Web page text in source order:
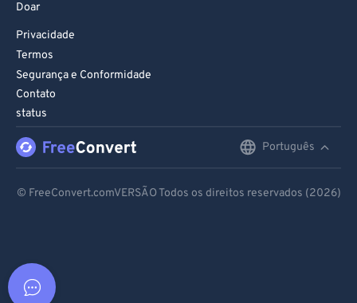
Doar
Privacidade
Termos
Segurança e Conformidade
Contato
status
Português
© FreeConvert.comVERSÃO Todos os direitos reservados (2026)